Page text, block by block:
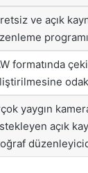
ve açık
formatında
yaygın
açık